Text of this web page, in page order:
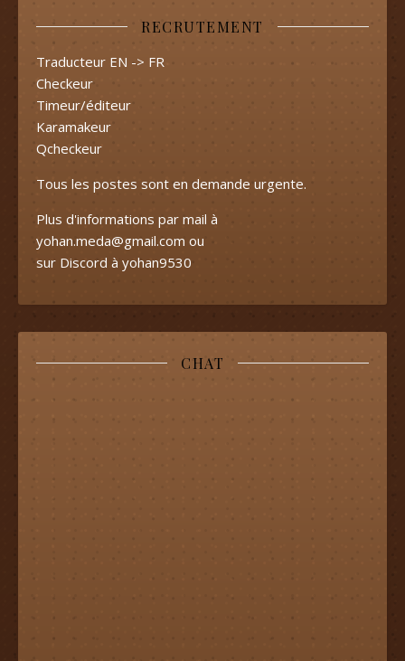
RECRUTEMENT
Traducteur EN -> FR
Checkeur
Timeur/éditeur
Karamakeur
Qcheckeur
Tous les postes sont en demande urgente.
Plus d'informations par mail à
yohan.meda@gmail.com ou
sur Discord à yohan9530
CHAT